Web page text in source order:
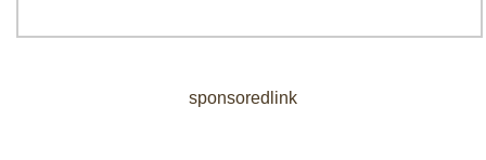
sponsoredlink